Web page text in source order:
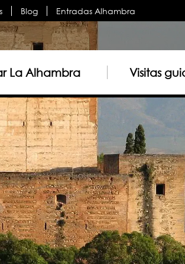
Blog Entradas Alhambra
La Alhambra Visitas